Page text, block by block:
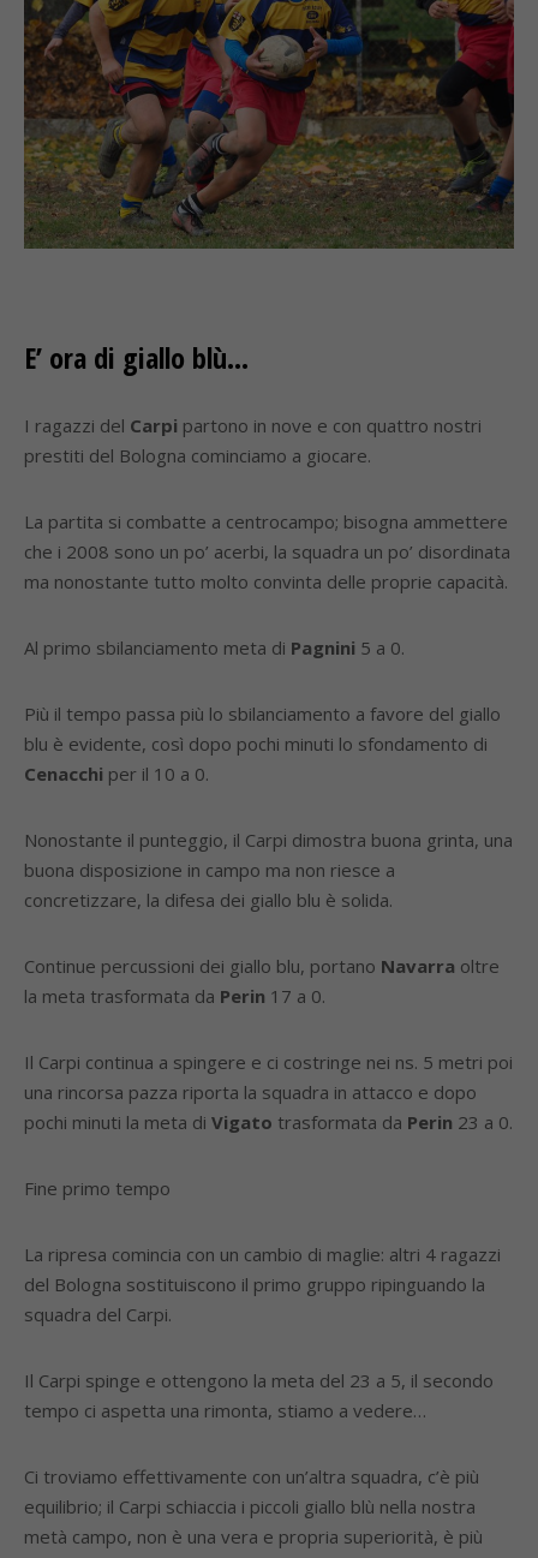
E’ ora di giallo blù…
I ragazzi del Carpi partono in nove e con quattro nostri
prestiti del Bologna cominciamo a giocare.
La partita si combatte a centrocampo; bisogna ammettere
che i 2008 sono un po’ acerbi, la squadra un po’ disordinata
ma nonostante tutto molto convinta delle proprie capacità.
Al primo sbilanciamento meta di Pagnini 5 a 0.
Più il tempo passa più lo sbilanciamento a favore del giallo
blu è evidente, così dopo pochi minuti lo sfondamento di
Cenacchi per il 10 a 0.
Nonostante il punteggio, il Carpi dimostra buona grinta, una
buona disposizione in campo ma non riesce a
concretizzare, la difesa dei giallo blu è solida.
Continue percussioni dei giallo blu, portano Navarra oltre
la meta trasformata da Perin 17 a 0.
Il Carpi continua a spingere e ci costringe nei ns. 5 metri poi
una rincorsa pazza riporta la squadra in attacco e dopo
pochi minuti la meta di Vigato trasformata da Perin 23 a 0.
Fine primo tempo
La ripresa comincia con un cambio di maglie: altri 4 ragazzi
del Bologna sostituiscono il primo gruppo ripinguando la
squadra del Carpi.
Il Carpi spinge e ottengono la meta del 23 a 5, il secondo
tempo ci aspetta una rimonta, stiamo a vedere…
Ci troviamo effettivamente con un’altra squadra, c’è più
equilibrio; il Carpi schiaccia i piccoli giallo blù nella nostra
metà campo, non è una vera e propria superiorità, è più